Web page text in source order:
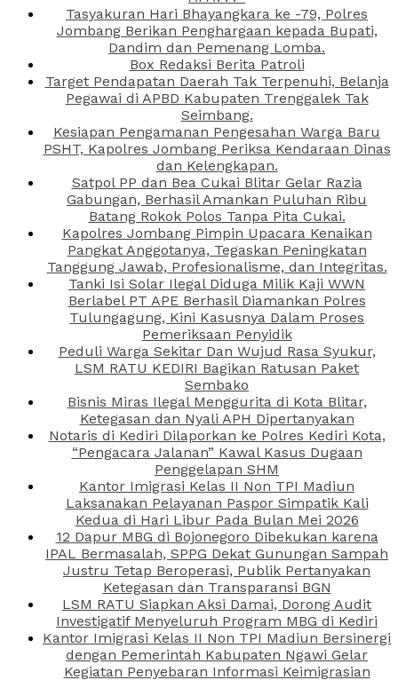
Tasyakuran Hari Bhayangkara ke -79, Polres
Jombang Berikan Penghargaan kepada Bupati,
Dandim dan Pemenang Lomba.
Box Redaksi Berita Patroli
Target Pendapatan Daerah Tak Terpenuhi, Belanja
Pegawai di APBD Kabupaten Trenggalek Tak
Seimbang.
Kesiapan Pengamanan Pengesahan Warga Baru
PSHT, Kapolres Jombang Periksa Kendaraan Dinas
dan Kelengkapan.
Satpol PP dan Bea Cukai Blitar Gelar Razia
Gabungan, Berhasil Amankan Puluhan Ribu
Batang Rokok Polos Tanpa Pita Cukai.
Kapolres Jombang Pimpin Upacara Kenaikan
Pangkat Anggotanya, Tegaskan Peningkatan
Tanggung Jawab, Profesionalisme, dan Integritas.
Tanki Isi Solar Ilegal Diduga Milik Kaji WWN
Berlabel PT APE Berhasil Diamankan Polres
Tulungagung, Kini Kasusnya Dalam Proses
Pemeriksaan Penyidik
Peduli Warga Sekitar Dan Wujud Rasa Syukur,
LSM RATU KEDIRI Bagikan Ratusan Paket
Sembako
Bisnis Miras Ilegal Menggurita di Kota Blitar,
Ketegasan dan Nyali APH Dipertanyakan
Notaris di Kediri Dilaporkan ke Polres Kediri Kota,
“Pengacara Jalanan” Kawal Kasus Dugaan
Penggelapan SHM
Kantor Imigrasi Kelas II Non TPI Madiun
Laksanakan Pelayanan Paspor Simpatik Kali
Kedua di Hari Libur Pada Bulan Mei 2026
12 Dapur MBG di Bojonegoro Dibekukan karena
IPAL Bermasalah, SPPG Dekat Gunungan Sampah
Justru Tetap Beroperasi, Publik Pertanyakan
Ketegasan dan Transparansi BGN
LSM RATU Siapkan Aksi Damai, Dorong Audit
Investigatif Menyeluruh Program MBG di Kediri
Kantor Imigrasi Kelas II Non TPI Madiun Bersinergi
dengan Pemerintah Kabupaten Ngawi Gelar
Kegiatan Penyebaran Informasi Keimigrasian